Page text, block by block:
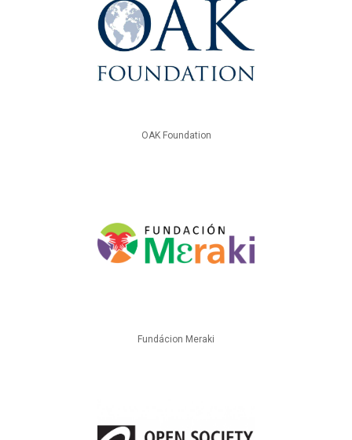
OAK Foundation
Fundácion Meraki